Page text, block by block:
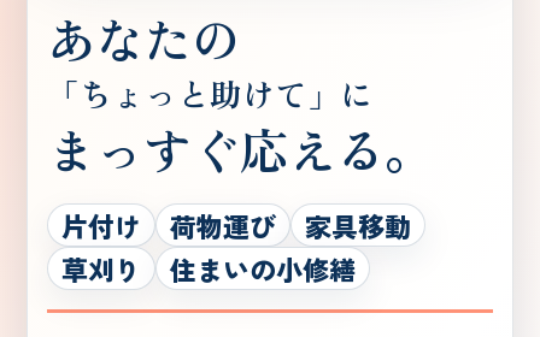
あなたの
「ちょっと助けて」に
まっすぐ応える。
片付け 荷物運び
家具移動
草刈り
住まいの小修繕